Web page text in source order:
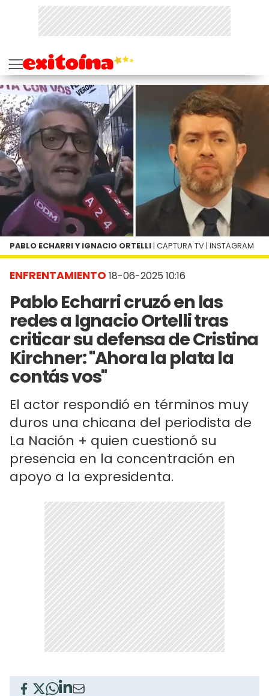
ENFRENTAMIENTO 18-06-2025 10:16
Pablo Echarri cruzó en las
redes a Ignacio Ortelli tras
criticar su defensa de Cristina
Kirchner: "Ahora la plata la
contás vos"
El actor respondió en términos muy
duros una chicana del periodista de
La Nación + quien cuestionó su
presencia en la concentración en
apoyo a la expresidenta.
PABLO ECHARRI Y IGNACIO ORTELLI | CAPTURA TV | INSTAGRAM